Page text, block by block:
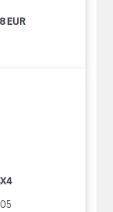
EUR